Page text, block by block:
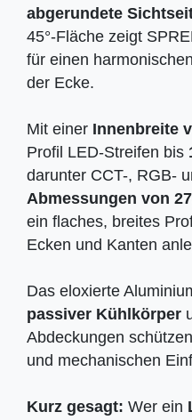
abgerundete
45°-Fläche zeigt
für einen
der Ecke.
Mit einer Innenbreite
Profil LED-Streifen bis
darunter CCT-, RGB-
Abmessungen von
ein flaches, breites
Ecken und Kanten
Das eloxierte
passiver Kühlkörper
Abdeckungen
und mechanischen
Kurz gesagt: Wer ein